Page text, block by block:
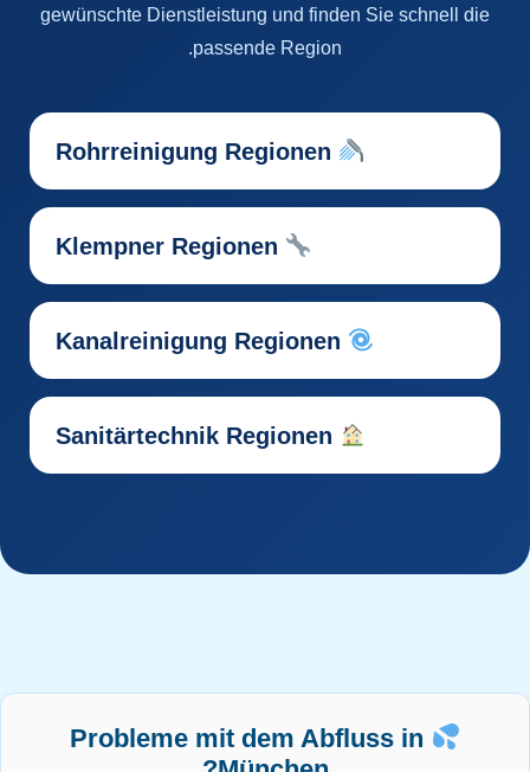
gewünschte Dienstleistung und finden Sie schnell die
passende Region.
Probleme mit dem Abfluss in